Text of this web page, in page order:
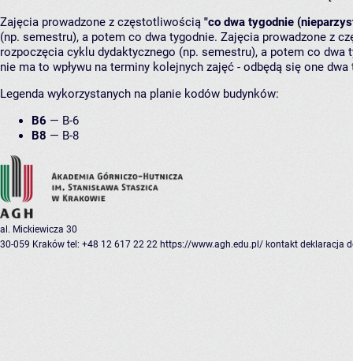
Zajęcia prowadzone z częstotliwością "co dwa tygodnie
(np. semestru), a potem co dwa tygodnie. Zajęcia prowadzone z
rozpoczęcia cyklu dydaktycznego (np. semestru), a potem co
nie ma to wpływu na terminy kolejnych zajęć - odbędą się one
Legenda wykorzystanych na planie kodów budynków:
B6 — B-6
B8 — B-8
al. Mickiewicza 30
30-059 Kraków tel: +48 12 617 22 22 https://www.agh.edu.pl/ kontakt deklaracja